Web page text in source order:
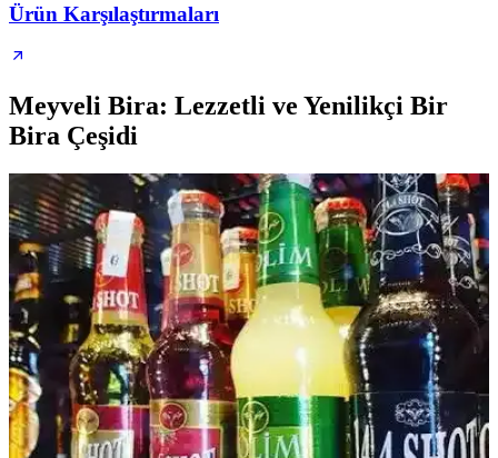
Ürün Karşılaştırmaları
Meyveli Bira: Lezzetli ve Yenilikçi Bir
Bira Çeşidi